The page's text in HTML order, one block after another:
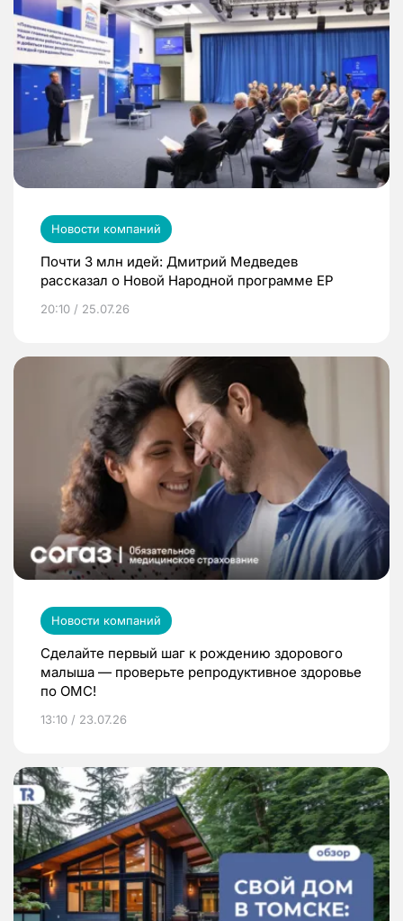
Новости компаний
Почти 3 млн идей: Дмитрий Медведев
рассказал о Новой Народной программе ЕР
20:10 / 25.07.26
Новости компаний
Сделайте первый шаг к рождению здорового
малыша — проверьте репродуктивное здоровье
по ОМС!
13:10 / 23.07.26